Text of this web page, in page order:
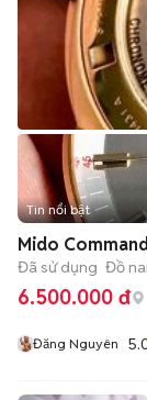
Tin nổi bật
Mido
Đã sử dụng Đồ
6.500.000 đ
Đăng Nguyên